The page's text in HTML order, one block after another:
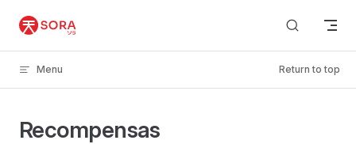
Skip to content
Menu Return to top
Recompensas